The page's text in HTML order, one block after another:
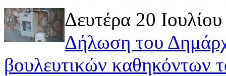
Δευτέρα 20
Δήλωση του
βουλευτικών καθηκόντων